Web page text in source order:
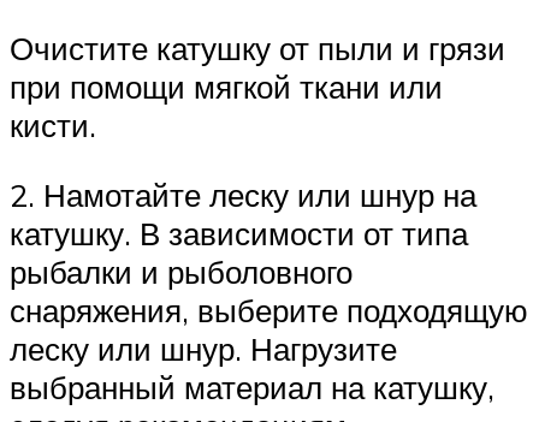
Очистите катушку от пыли и грязи
при помощи мягкой ткани или
кисти.
2. Намотайте леску или шнур на
катушку. В зависимости от типа
рыбалки и рыболовного
снаряжения, выберите подходящую
леску или шнур. Нагрузите
выбранный материал на катушку,